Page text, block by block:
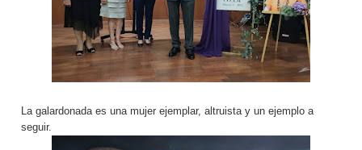
La galardonada es una mujer ejemplar, altruista y un ejemplo a
seguir.